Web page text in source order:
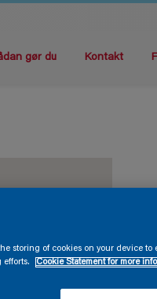
gør du Kontakt
storing of cookies on your device
efforts.
Cookie Statement for more